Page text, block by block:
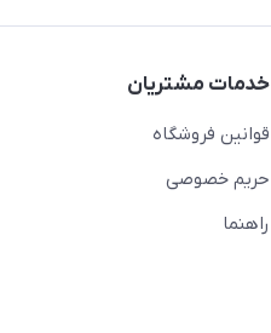
خدمات مشتریان
قوانین فروشگاه
حریم خصوصی
راهنما